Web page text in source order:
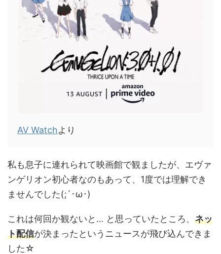
AV Watchより
私も息子に連れられて映画館で観ましたが、エヴァ
ンゲリオン初心者なのもあって、1度では理解でき
ませんでした(;´･ω･)
これは何回か観ないと… と思っていたところ、 ネッ
ト配信が決まったというニュースが飛び込んできま
した☆